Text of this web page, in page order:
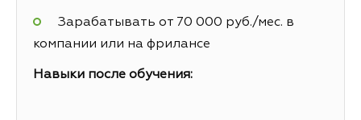
Зарабатывать от 70 000 руб./мес. в
компании или на фрилансе
Навыки после обучения: